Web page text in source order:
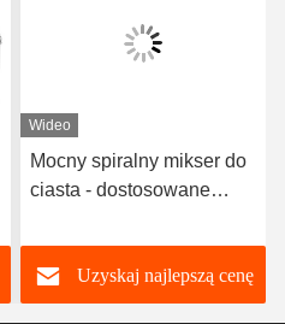
Wideo
Mocny spiralny mikser do
ciasta - dostosowane
Uzyskaj najlepszą cenę